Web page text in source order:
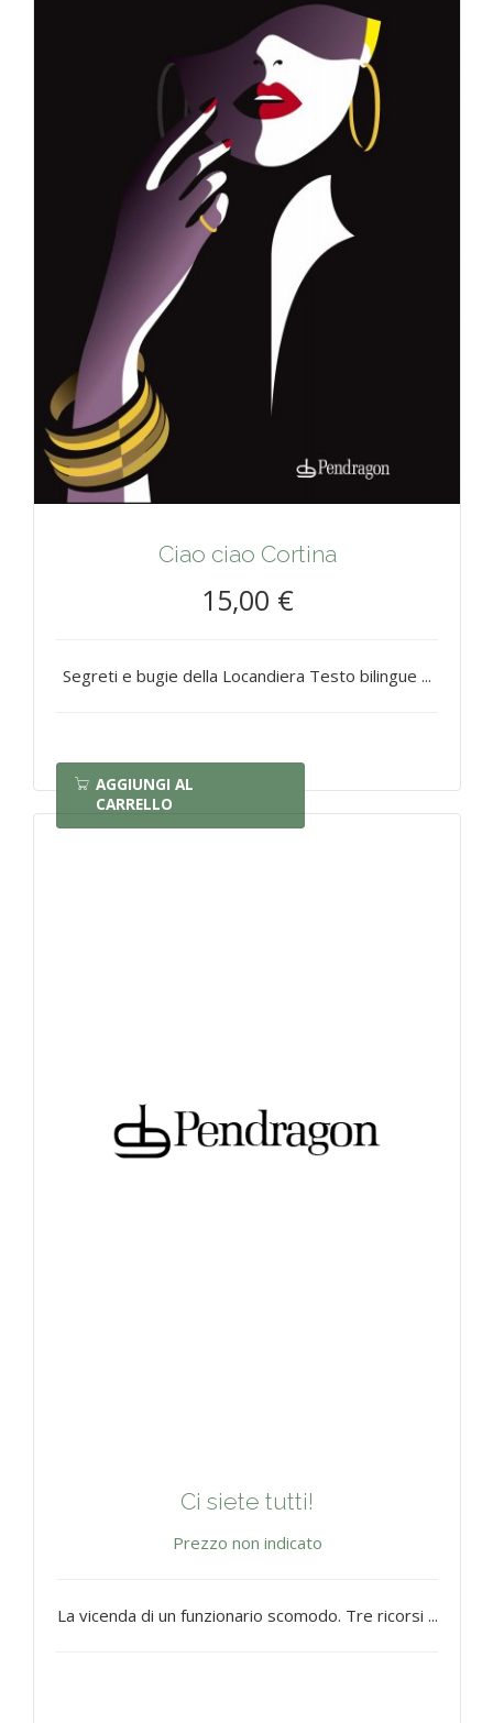
Ciao ciao Cortina
15,00 €
Segreti e bugie della Locandiera Testo bilingue ...
AGGIUNGI AL
CARRELLO
Ci siete tutti!
Prezzo non indicato
La vicenda di un funzionario scomodo. Tre ricorsi ...